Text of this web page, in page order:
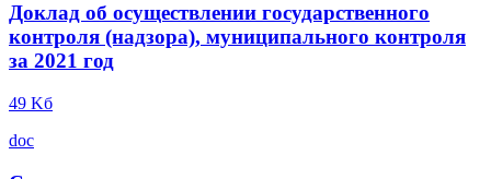
Доклад об осуществлении государственного
контроля (надзора), муниципального контроля
за 2021 год
49 Kб
doc